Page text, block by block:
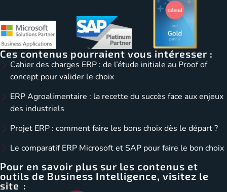
Ces contenus pourraient vous intéresser :
Cahier des charges ERP : de l’étude initiale au Proof of
concept pour valider le choix
ERP Agroalimentaire : la recette du succès face aux enjeux
des industriels
Projet ERP : comment faire les bons choix dès le départ ?
Le comparatif ERP Microsoft et SAP pour faire le bon choix
Pour en savoir plus sur les contenus et
outils de Business Intelligence, visitez le
site :